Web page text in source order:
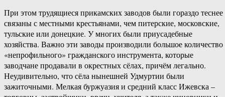
При этом трудящиеся прикамских заводов были гораздо теснее
связаны с местными крестьянами, чем питерские, московские,
тульские или донецкие. У многих были приусадебные
хозяйства. Важно эти заводы производили большое количество
«непрофильного» гражданского инструмента, которые
заводчане продавали в окрестных сёлах, причём легально.
Неудивительно, что сёла нынешней Удмуртии были
зажиточными. Мелкая буржуазия и средний класс Ижевска –